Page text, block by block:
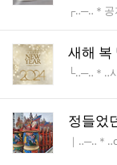
게시판명
┌‥─‥＊
새해 복
게시판명
└‥─‥＊‥
정들었
게시판명
｜‥─‥＊